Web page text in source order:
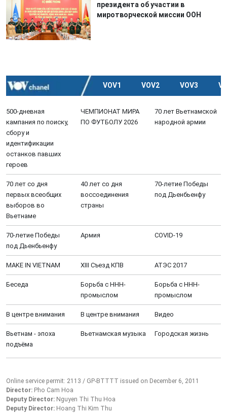
президента об участии в
миротворческой миссии ООН
VOV1 VOV2 VOV3
500-дневная
кампания по поиску,
сбору и
идентификации
останков павших
героев
ЧЕМПИОНАТ МИРА
ПО ФУТБОЛУ 2026
70 лет Вьетнамской
народной армии
70 лет со дня
первых всеобщих
выборов во
Вьетнаме
40 лет со дня
воссоединения
страны
70-летие Победы
под Дьенбьенфу
70-летие Победы
под Дьенбьенфу
Aрмия COVID-19
MAKE IN VIETNAM XIII Cъезд КПВ АТЭС 2017
Беседа
Борьба с ННН-
промыслом
Борьба с ННН-
промыслом
В центре внимания В центре внимания Видео
Вьетнам - эпоха
подъёма
Вьетнамская музыка Городская жизнь
Online service permit: 2113 / GP-BTTTT issued on December 6, 2011
Director: Pho Cam Hoa
Deputy Director: Nguyen Thi Thu Hoa
Deputy Director: Hoang Thi Kim Thu